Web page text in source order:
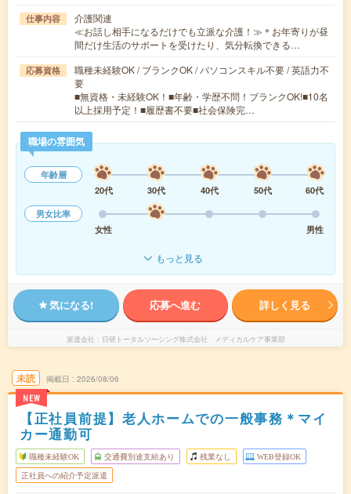
仕事内容
介護関連
≪お話し相手になるだけでも立派な介護！≫＊お年寄りが昼
間だけ生活のサポートを受けたり、気分転換できる…
応募資格
職種未経験OK / ブランクOK / パソコンスキル不要 / 英語力不
要
■無資格・未経験OK！■年齢・学歴不問！ブランクOK!■10名
以上採用予定！■履歴書不要■社会保険完…
職場の雰囲気
年齢層
20代
30代 40代 50代
60代
男女比率
女性
男性
もっと見る
気になる! 応募へ進む 詳しく見る
派遣会社 日研トータルソーシング株式会社 メディカルケア事業部
未読
NEW
掲載日 2026/08/06
【正社員前提】老人ホームでの一般事務＊マイ
カー通勤可
職種未経験OK 交通費別途支給あり 残業なし WEB登録OK
正社員への紹介予定派遣